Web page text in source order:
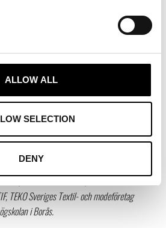
ALLOW ALL
SELECTION
DENY
Mer kunskap om branschen underlättar
generaldirektörGunilla Nordlöf.
Association of Swedish Fashion
08-681 65 73
Modeinkubatorn, PROTEKO,
Stil, Svenska Moderådet, Svenska
TEKO Sveriges Textil- och modeföretag
i Borås.